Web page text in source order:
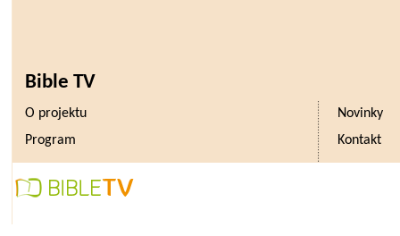
Bible TV
O projektu
Novinky
Program
Kontakt